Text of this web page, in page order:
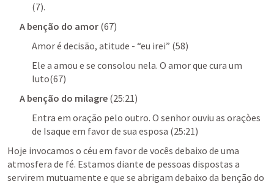
(7).
A benção do amor (67)
Amor é decisão, atitude - “eu irei” (58)
Ele a amou e se consolou nela. O amor que cura um
luto(67)
A benção do milagre (25:21)
Entra em oração pelo outro. O senhor ouviu as oraçòes
de Isaque em favor de sua esposa (25:21)
Hoje invocamos o céu em favor de vocês debaixo de uma
atmosfera de fé. Estamos diante de pessoas dispostas a
servirem mutuamente e que se abrigam debaixo da benção do